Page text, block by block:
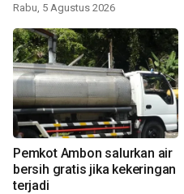
Rabu, 5 Agustus 2026
Pemkot Ambon salurkan air
bersih gratis jika kekeringan
terjadi